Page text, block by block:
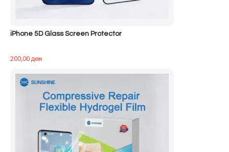
iPhone 5D Glass Screen Protector
200,00ден